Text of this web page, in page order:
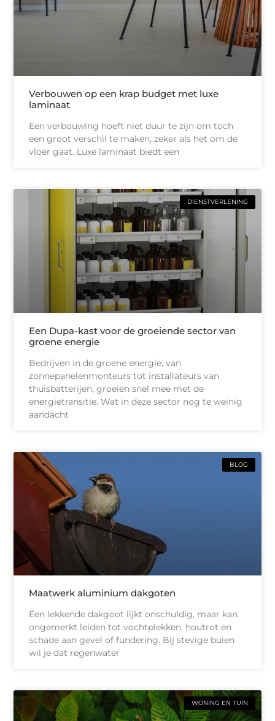
Verbouwen op een krap budget met luxe
laminaat
Een verbouwing hoeft niet duur te zijn om toch
een groot verschil te maken, zeker als het om de
vloer gaat. Luxe laminaat biedt een
DIENSTVERLENING
Een Dupa-kast voor de groeiende sector van
groene energie
Bedrijven in de groene energie, van
zonnepanelenmonteurs tot installateurs van
thuisbatterijen, groeien snel mee met de
energietransitie. Wat in deze sector nog te weinig
aandacht
BLOG
Maatwerk aluminium dakgoten
Een lekkende dakgoot lijkt onschuldig, maar kan
ongemerkt leiden tot vochtplekken, houtrot en
schade aan gevel of fundering. Bij stevige buien
wil je dat regenwater
WONING EN TUIN